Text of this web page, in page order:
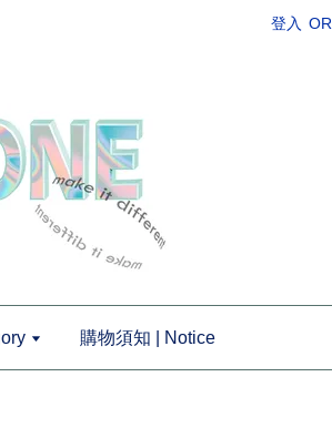
登入 OR
購物須知 | Notice